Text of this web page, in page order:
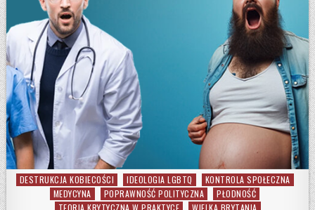
Posted in
DESTRUKCJA KOBIECOŚCI IDEOLOGIA LGBTQ
KONTROLA SPOŁECZNA
MEDYCYNA
POPRAWNOŚĆ POLITYCZNA
PŁODNOŚĆ
TEORIA KRYTYCZNA W PRAKTYCE
WIELKA BRYTANIA